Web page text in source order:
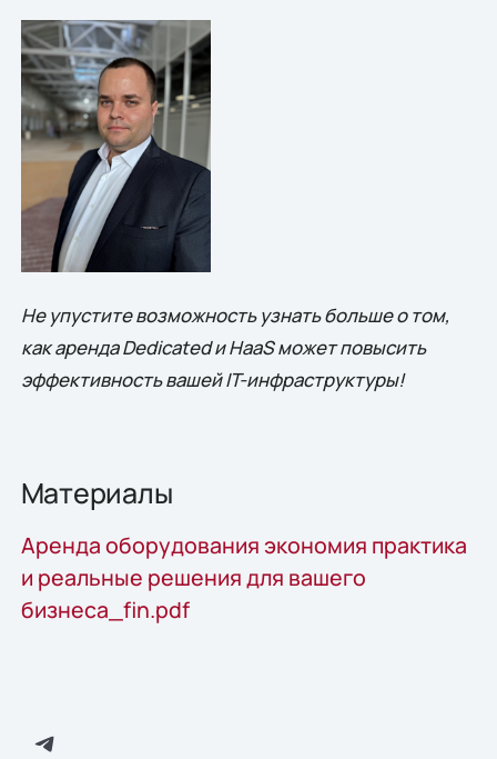
Не упустите возможность узнать больше о том,
как аренда Dedicated и HaaS может повысить
эффективность вашей IT-инфраструктуры!
Материалы
Аренда оборудования экономия практика
и реальные решения для вашего
бизнеса_fin.pdf